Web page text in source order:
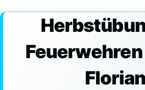
Florian